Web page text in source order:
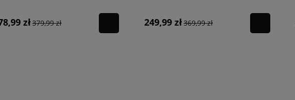
zł379,99 zł 249,99 zł369,99 zł